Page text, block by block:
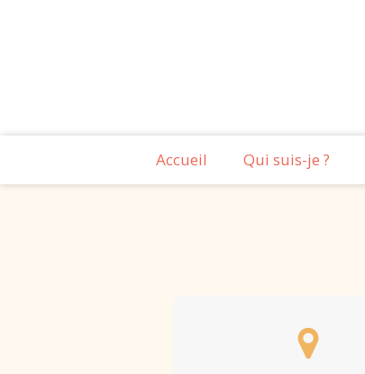
Accueil Qui suis-je ?